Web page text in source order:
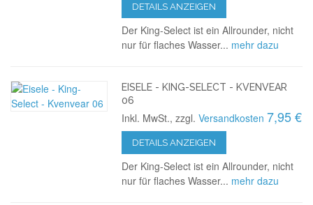
DETAILS ANZEIGEN
Der King-Select ist ein Allrounder, nicht
nur für flaches Wasser... mehr dazu
EISELE - KING-SELECT - KVENVEAR
06
Inkl. MwSt., zzgl.Versandkosten 7,95 €
DETAILS ANZEIGEN
Der King-Select ist ein Allrounder, nicht
nur für flaches Wasser... mehr dazu